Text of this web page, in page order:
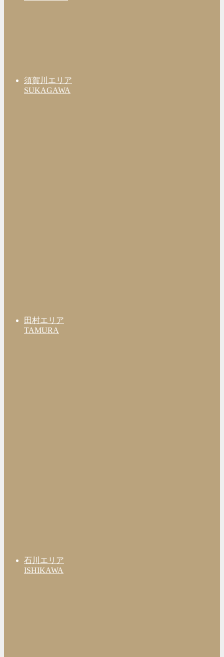
須賀川エリア
SUKAGAWA
田村エリア
TAMURA
石川エリア
ISHIKAWA